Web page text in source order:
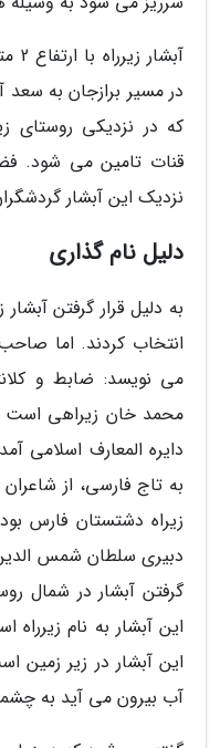
در مسیر برازجان به سعد
که در نزدیکی روستای
قنات تامین می شود.
نزدیک این آبشار
دلیل نام گذاری
به دلیل قرار گرفتن آبشار
انتخاب کردند. اما
می نویسد: ضابط و
محمد خان زیراهی است
دایره المعارف اسلامی
به تاج فارسی، از
زیراه دشتستان فارس
دبیری سلطان شمس الدین
گرفتن آبشار در شمال
این آبشار به نام
این آبشار در زیر
آب بیرون می آید به